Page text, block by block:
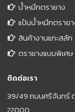
น้ำหมึกตรายาง
แป้นน้ำหมึกตราย
สินค้างานแกะสลัก
ตรายางแบบพิเศษ
ติดต่อเรา
39/49 ถนนศรีจันทร์
22000